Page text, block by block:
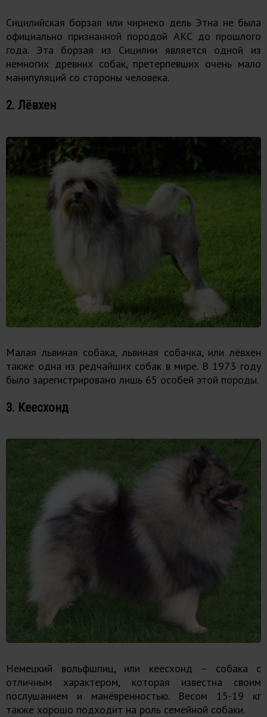
Сицилийская борзая или чирнеко дель Этна не была
официально признанной породой АКС до прошлого
года. Эта борзая из Сицилии является одной из
немногих древних собак, претерпевших очень мало
манипуляций со стороны человека.
2. Лёвхен
Малая львиная собака, львиная собачка, или лёвхен
также одна из редчайших собак в мире. В 1973 году
было зарегистрировано лишь 65 особей этой породы.
3. Кеесхонд
Немецкий вольфшпиц, или кеесхонд – собака с
отличным характером, которая известна своим
послушанием и манёвренностью. Весом 15-19 кг
также хорошо подходит на роль семейной собаки.